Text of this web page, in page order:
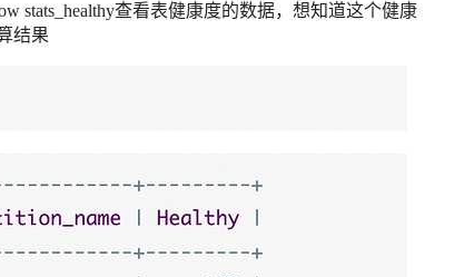
stats_healthy查看表健康度的数据，想知道这个健康
结果